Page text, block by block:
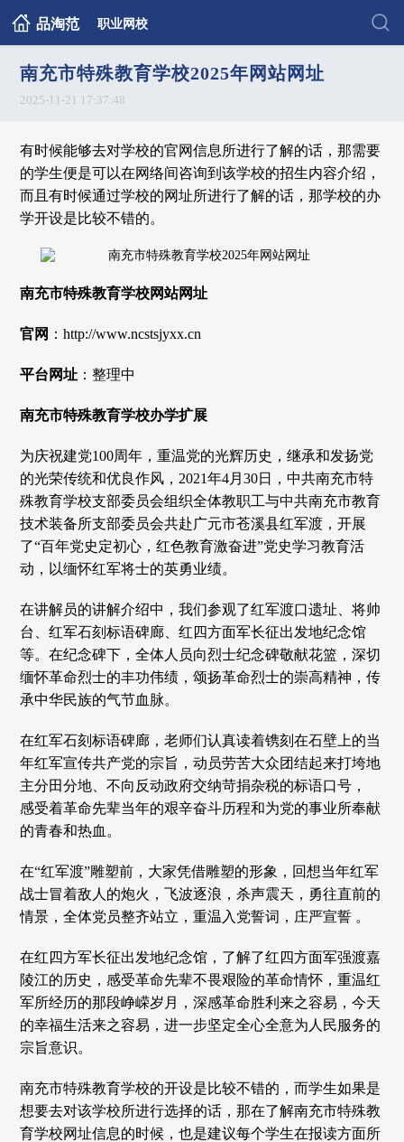
品淘范 职业网校
南充市特殊教育学校2025年网站网址
2025-11-21 17:37:48
有时候能够去对学校的官网信息所进行了解的话，那需要
的学生便是可以在网络间咨询到该学校的招生内容介绍，
而且有时候通过学校的网址所进行了解的话，那学校的办
学开设是比较不错的。
南充市特殊教育学校网站网址
官网 ：http://www.ncstsjyxx.cn
平台网址 ：整理中
南充市特殊教育学校办学扩展
为庆祝建党100周年，重温党的光辉历史，继承和发扬党
的光荣传统和优良作风，2021年4月30日，中共南充市特
殊教育学校支部委员会组织全体教职工与中共南充市教育
技术装备所支部委员会共赴广元市苍溪县红军渡，开展
了“百年党史定初心，红色教育激奋进”党史学习教育活
动，以缅怀红军将士的英勇业绩。
在讲解员的讲解介绍中，我们参观了红军渡口遗址、将帅
台、红军石刻标语碑廊、红四方面军长征出发地纪念馆
等。在纪念碑下，全体人员向烈士纪念碑敬献花篮，深切
缅怀革命烈士的丰功伟绩，颂扬革命烈士的崇高精神，传
承中华民族的气节血脉。
在红军石刻标语碑廊，老师们认真读着镌刻在石壁上的当
年红军宣传共产党的宗旨，动员劳苦大众团结起来打垮地
主分田分地、不向反动政府交纳苛捐杂税的标语口号，
感受着革命先辈当年的艰辛奋斗历程和为党的事业所奉献
的青春和热血。
在“红军渡”雕塑前，大家凭借雕塑的形象，回想当年红军
战士冒着敌人的炮火，飞波逐浪，杀声震天，勇往直前的
情景，全体党员整齐站立，重温入党誓词，庄严宣誓 。
在红四方军长征出发地纪念馆，了解了红四方面军强渡嘉
陵江的历史，感受革命先辈不畏艰险的革命情怀，重温红
军所经历的那段峥嵘岁月，深感革命胜利来之容易，今天
的幸福生活来之容易，进一步坚定全心全意为人民服务的
宗旨意识。
南充市特殊教育学校的开设是比较不错的，而学生如果是
想要去对该学校所进行选择的话，那在了解南充市特殊教
育学校网址信息的时候，也是建议每个学生在报读方面所